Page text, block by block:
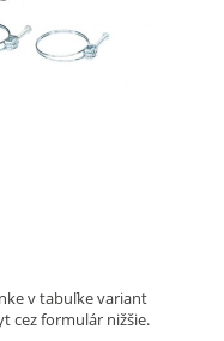
v tabuľke variant
cez formulár nižšie.